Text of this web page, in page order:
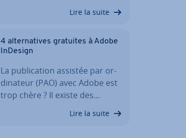
Lire la suite
4 al­ter­na­tives gratuites à Adobe
InDesign
La pu­bli­ca­tion assistée par or­
di­na­teur (PAO) avec Adobe est
trop chère ? Il existe des…
Lire la suite